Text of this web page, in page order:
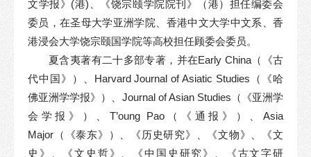
文学报》(港)、《饶宗颐学院院刊》（港）担任编委会
委员，在圣母大学亚洲学院、香港中文大学中文系、香
港浸会大学饶宗颐国学院等高校担任顾委会委员。
夏含夷著有二十多部专著，并在Early China（《古
代中国》）、Harvard Journal of Asiatic Studies（《哈
佛亚洲学学报》）、Journal of Asian Studies（《亚洲学
会学报》）、T’oung Pao（《通报》）、Asia
Major（《泰东》）、《历史研究》、《文物》、《文
史》、《文史哲》、《中国史研究》、《古文字研